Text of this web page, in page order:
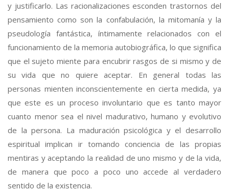
y justificarlo. Las racionalizaciones esconden trastornos del
pensamiento como son la confabulación, la mitomanía y la
pseudología fantástica, íntimamente relacionados con el
funcionamiento de la memoria autobiográfica, lo que significa
que el sujeto miente para encubrir rasgos de si mismo y de
su vida que no quiere aceptar. En general todas las
personas mienten inconscientemente en cierta medida, ya
que este es un proceso involuntario que es tanto mayor
cuanto menor sea el nivel madurativo, humano y evolutivo
de la persona. La maduración psicológica y el desarrollo
espiritual implican ir tomando conciencia de las propias
mentiras y aceptando la realidad de uno mismo y de la vida,
de manera que poco a poco uno accede al verdadero
sentido de la existencia.